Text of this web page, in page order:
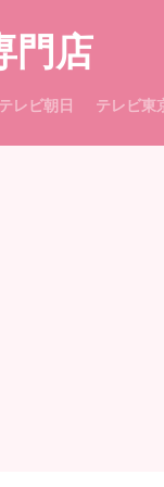
門店
テレビ朝日 テレビ東